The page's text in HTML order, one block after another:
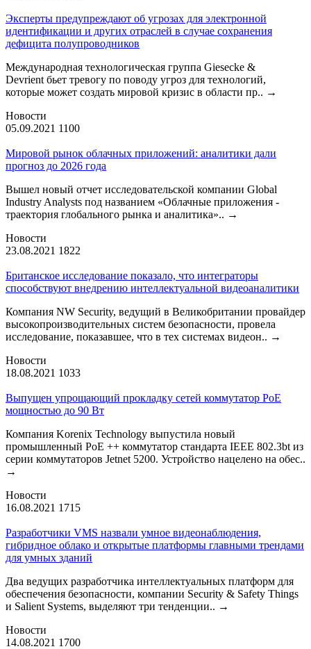
Эксперты предупреждают об угрозах для электронной
идентификации и других отраслей в случае сохранения
дефицита полупроводников
Международная технологическая группа Giesecke &
Devrient бьет тревогу по поводу угроз для технологий,
которые может создать мировой кризис в области пр.. →
Новости
05.09.2021 1100
Мировой рынок облачных приложений: аналитики дали
прогноз до 2026 года
Вышел новый отчет исследовательской компании Global
Industry Analysts под названием «Облачные приложения -
траектория глобального рынка и аналитика».. →
Новости
23.08.2021 1822
Британское исследование показало, что интеграторы
способствуют внедрению интеллектуальной видеоаналитики
Компания NW Security, ведущий в Великобритании провайдер
высокопроизводительных систем безопасности, провела
исследование, показавшее, что в тех системах видеон.. →
Новости
18.08.2021 1033
Выпущен упрощающий прокладку сетей коммутатор PoE
мощностью до 90 Вт
Компания Korenix Technology выпустила новый
промышленный PoE ++ коммутатор стандарта IEEE 802.3bt из
серии коммутаторов Jetnet 5200. Устройство нацелено на обес..
→
Новости
16.08.2021 1715
Разработчики VMS назвали умное видеонаблюдения,
гибридное облако и открытые платформы главными трендами
для умных зданий
Два ведущих разработчика интеллектуальных платформ для
обеспечения безопасности, компании Security & Safety Things
и Salient Systems, выделяют три тенденции.. →
Новости
14.08.2021 1700